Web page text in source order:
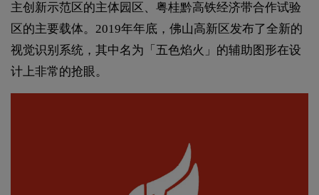
主创新示范区的主体园区、粤桂黔高铁经济带合作试验
区的主要载体。2019年年底，佛山高新区发布了全新的
视觉识别系统，其中名为「五色焰火」的辅助图形在设
计上非常的抢眼。